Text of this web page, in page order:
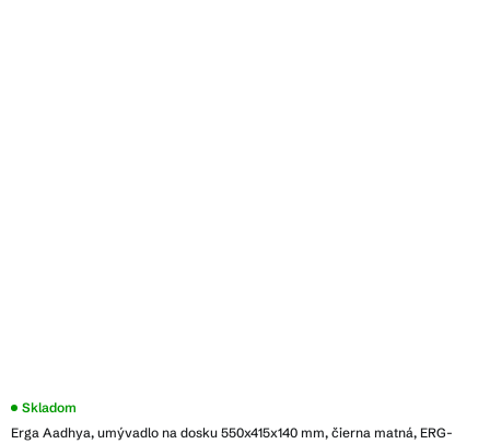
Erga Aadhya, umývadlo na dosku 550x415x140 mm, čierna matná, ERG-
Skladom